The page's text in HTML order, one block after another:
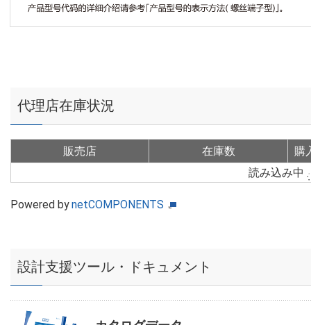
代理店在庫状況
販売店 在庫数
購
読み込み中
Powered bynetCOMPONENTS
設計支援ツール・ドキュメント